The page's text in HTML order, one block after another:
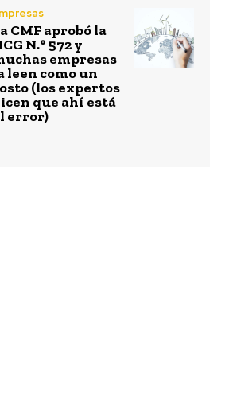
CMF aprobó la
N.° 572 y
empresas
leen como un
(los expertos
que ahí está
error)